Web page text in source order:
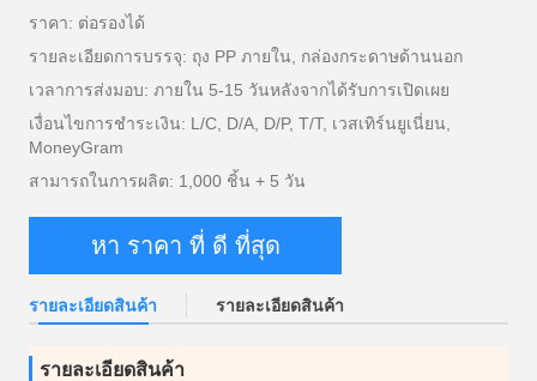
ราคา: ต่อรองได้
รายละเอียดการบรรจุ: ถุง PP ภายใน, กล่องกระดาษด้านนอก
เวลาการส่งมอบ: ภายใน 5-15 วันหลังจากได้รับการเปิดเผย
เงื่อนไขการชำระเงิน: L/C, D/A, D/P, T/T, เวสเทิร์นยูเนี่ยน,
MoneyGram
สามารถในการผลิต: 1,000 ชิ้น + 5 วัน
หา ราคา ที่ ดี ที่สุด
รายละเอียดสินค้า รายละเอียดสินค้า
รายละเอียดสินค้า